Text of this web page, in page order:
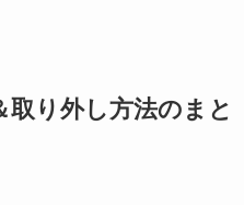
り外し方法のまと